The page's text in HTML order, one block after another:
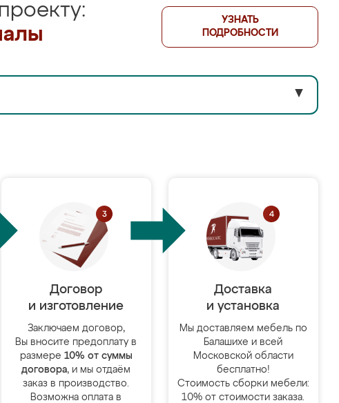
УЗНАТЬ
ПОДРОБНОСТИ
▼
Договор
и изготовление
Заключаем договор,
Вы вносите предоплату в
размере 10% от суммы
договора, и мы отдаём
заказ в производство.
Возможна оплата в
Доставка
и установка
Мы доставляем мебель по
Балашихе и всей
Московской области
бесплатно!
Стоимость сборки мебели:
10% от стоимости заказа.